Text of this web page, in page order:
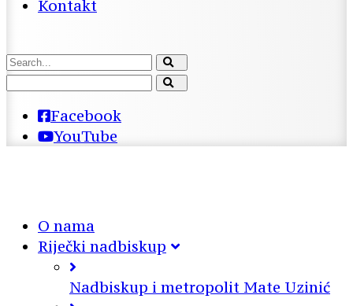
Kontakt
Facebook
YouTube
O nama
Riječki nadbiskup
Nadbiskup i metropolit Mate Uzinić